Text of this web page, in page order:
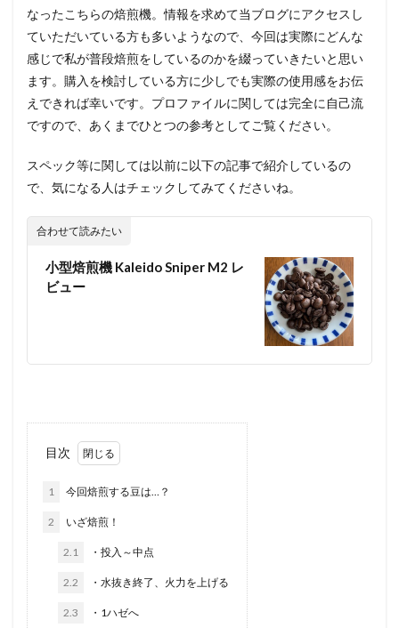
なったこちらの焙煎機。情報を求めて当ブログにアクセスし
ていただいている方も多いようなので、今回は実際にどんな
感じで私が普段焙煎をしているのかを綴っていきたいと思い
ます。購入を検討している方に少しでも実際の使用感をお伝
えできれば幸いです。プロファイルに関しては完全に自己流
ですので、あくまでひとつの参考としてご覧ください。
スペック等に関しては以前に以下の記事で紹介しているの
で、気になる人はチェックしてみてくださいね。
合わせて読みたい
小型焙煎機 Kaleido Sniper M2 レ
ビュー
目次
1 今回焙煎する豆は…？
2 いざ焙煎！
2.1 ・投入～中点
2.2 ・水抜き終了、火力を上げる
2.3 ・1ハゼへ